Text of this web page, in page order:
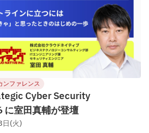
ンファレンス
Cyber Security
室田真輔が登壇
(火)